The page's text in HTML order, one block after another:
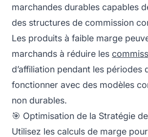
marchandes durables capables
des structures de commission
Les produits à faible marge
marchands à réduire les
d’affiliation pendant les périodes
fonctionner avec des modèles
non durables.
🎯 Optimisation de la Stratégie
Utilisez les calculs de marge